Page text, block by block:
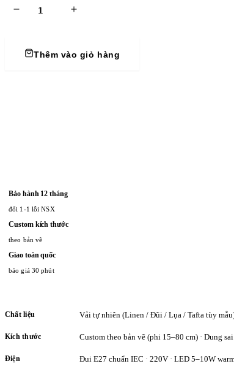
đó có thể sử dụng điểm để nhận ưu đãi trong các lần mua
Thêm vào giỏ hàng
Bảo hành 12 tháng
đổi 1-1 lỗi NSX
Custom kích thước
theo bản vẽ
Giao toàn quốc
báo giá 30 phút
Chất liệu Vải tự nhiên (Linen / Đũi / Lụa / Tafta tùy
Kích thước Custom theo bản vẽ (phi 15–80 cm) · Dung
Điện Đui E27 chuẩn IEC · 220V · LED 5–10W